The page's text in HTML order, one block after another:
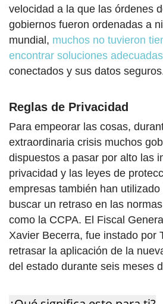
velocidad a la que las órdenes
gobiernos fueron ordenadas a
mundial, muchos no tuvieron
encontrar soluciones adecuadas
conectados y sus datos
Reglas de Privacidad
Para empeorar las cosas,
extraordinaria crisis muchos
dispuestos a pasar por alto las
privacidad y las leyes de
empresas también han
buscar un retraso en las
como la CCPA. El Fiscal
Xavier Becerra, fue instado por
retrasar la aplicación de la
del estado durante seis meses